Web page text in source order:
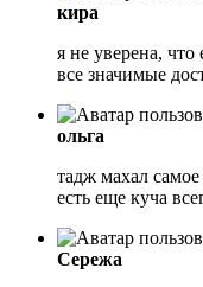
кира
я не уверена, что
все значимые
ольга
тадж махал
есть еще куча
Сережа